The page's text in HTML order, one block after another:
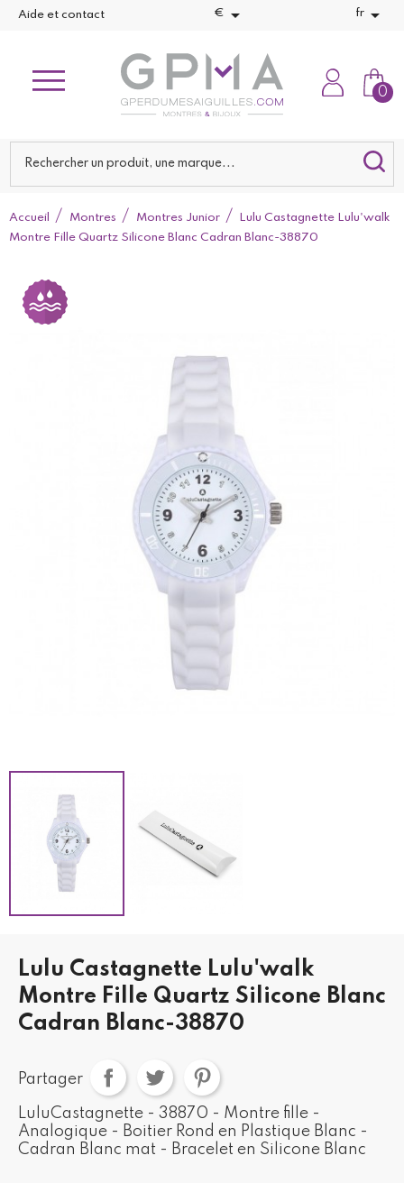
Aide et contact €  fr 
0
Accueil Montres Montres Junior
Lulu Castagnette Lulu'walk
Montre Fille Quartz Silicone Blanc Cadran Blanc-38870
Lulu Castagnette Lulu'walk
Montre Fille Quartz Silicone Blanc
Cadran Blanc-38870
Partager
LuluCastagnette - 38870 - Montre fille -
Analogique - Boitier Rond en Plastique Blanc -
Cadran Blanc mat - Bracelet en Silicone Blanc